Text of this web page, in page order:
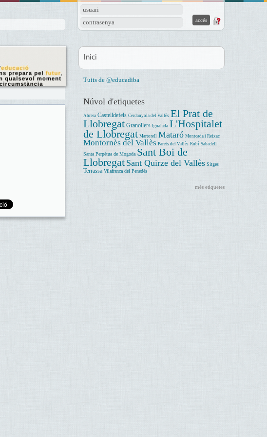
usuari
contrasenya
Inici
Tuits de @educadiba
Núvol d'etiquetes
Abrera Castelldefels Cerdanyola del Vallès El Prat de
Llobregat Granollers Igualada L'Hospitalet
de Llobregat Martorell Mataró Montcada i Reixac
Montornès del Vallès Parets del Vallès Rubí Sabadell
Santa Perpètua de Mogoda Sant Boi de
Llobregat Sant Quirze del Vallès Sitges
Terrassa Vilafranca del Penedès
més etiquetes